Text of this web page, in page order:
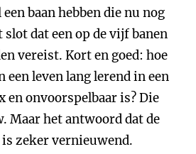
baan hebben die nu nog
dat een op de vijf banen
vereist. Kort en goed: hoe
een leven lang lerend in een
en onvoorspelbaar is? Die
Maar het antwoord dat de
zeker vernieuwend.